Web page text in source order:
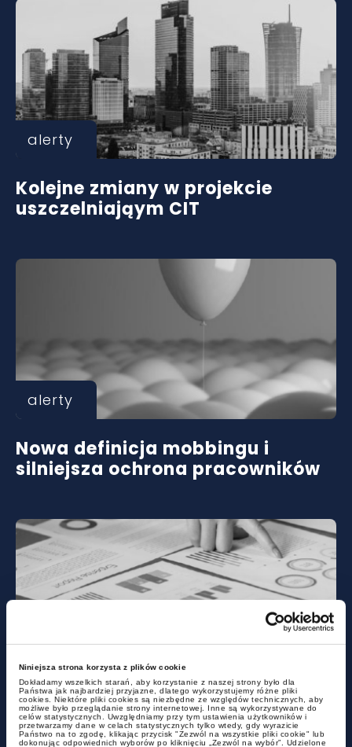
Niniejsza strona korzysta z plików cookie
Dokładamy wszelkich starań, aby korzystanie z naszej strony było dla
Państwa jak najbardziej przyjazne, dlatego wykorzystujemy różne pliki
cookies. Niektóre pliki cookies są niezbędne ze względów technicznych, aby
możliwe było przeglądanie strony internetowej. Inne są wykorzystywane do
celów statystycznych. Uwzględniamy przy tym ustawienia użytkowników i
przetwarzamy dane w celach statystycznych tylko wtedy, gdy wyrazicie
Państwo na to zgodę, klikając przycisk "Zezwól na wszystkie pliki cookie" lub
dokonując odpowiednich wyborów po kliknięciu „Zezwól na wybór”. Udzielone
alerty
Kolejne zmiany w projekcie
uszczelniająym CIT
alerty
Nowa definicja mobbingu i
silniejsza ochrona pracowników
alerty
Duże zmiany w MDR –
nowelizacja podpisana przez